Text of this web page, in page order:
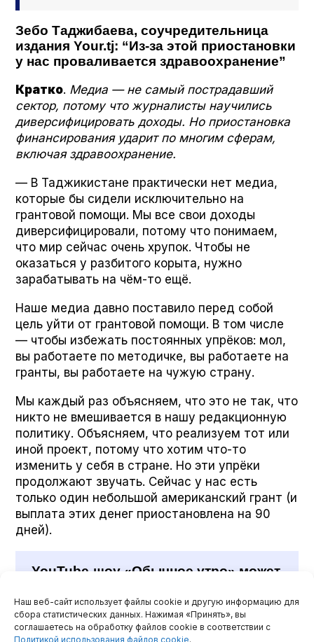
Наш веб-сайт использует файлы cookie и другую информацию для
сбора статистических данных. Нажимая «Принять», вы
соглашаетесь на обработку файлов cookie в соответствии с
Политикой использования файлов cookie.
Зебо Таджибаева, соучредительница
издания Your.tj: “Из-за этой приостановки
у нас проваливается здравоохранение”
Кратко. Медиа — не самый пострадавший
сектор, потому что журналисты научились
диверсифицировать доходы. Но приостановка
финансирования ударит по многим сферам,
включая здравоохранение.
— В Таджикистане практически нет медиа,
которые бы сидели исключительно на
грантовой помощи. Мы все свои доходы
диверсифицировали, потому что понимаем,
что мир сейчас очень хрупок. Чтобы не
оказаться у разбитого корыта, нужно
зарабатывать на чём-то ещё.
Наше медиа давно поставило перед собой
цель уйти от грантовой помощи. В том числе
— чтобы избежать постоянных упрёков: мол,
вы работаете по методичке, вы работаете на
гранты, вы работаете на чужую страну.
Мы каждый раз объясняем, что это не так, что
никто не вмешивается в нашу редакционную
политику. Объясняем, что реализуем тот или
иной проект, потому что хотим что-то
изменить у себя в стране. Но эти упрёки
продолжают звучать. Сейчас у нас есть
только один небольшой американский грант (и
выплата этих денег приостановлена на 90
дней).
YouTube-шоу «Обычное утро» может
Что это за грант? Мы работали над проектом